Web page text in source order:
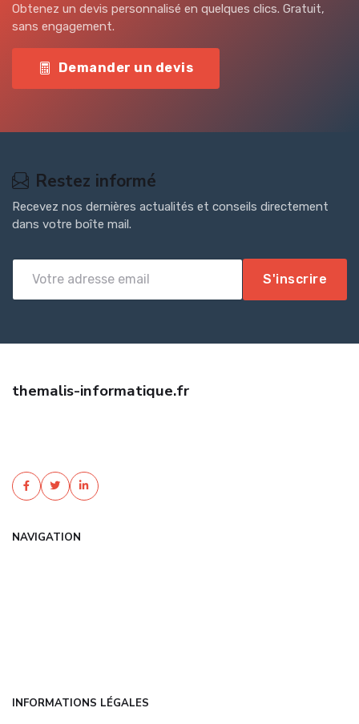
Obtenez un devis personnalisé en quelques clics. Gratuit,
sans engagement.
Demander un devis
Restez informé
Recevez nos dernières actualités et conseils directement
dans votre boîte mail.
S'inscrire
themalis-informatique.fr
NAVIGATION
INFORMATIONS LÉGALES